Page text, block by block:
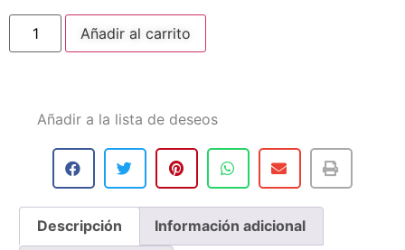
Añadir al carrito
Añadir a la lista de deseos
Descripción Información adicional